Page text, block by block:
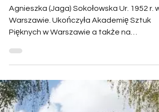
JESZCZE SZTUKA nie
zginęła
Warszawie. Ukończyła Akademię Sztuk
Pięknych w Warszawie a także na